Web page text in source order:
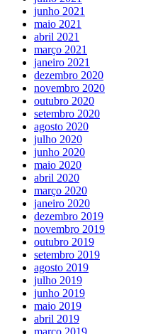
junho 2021
maio 2021
abril 2021
março 2021
janeiro 2021
dezembro 2020
novembro 2020
outubro 2020
setembro 2020
agosto 2020
julho 2020
junho 2020
maio 2020
abril 2020
março 2020
janeiro 2020
dezembro 2019
novembro 2019
outubro 2019
setembro 2019
agosto 2019
julho 2019
junho 2019
maio 2019
abril 2019
março 2019